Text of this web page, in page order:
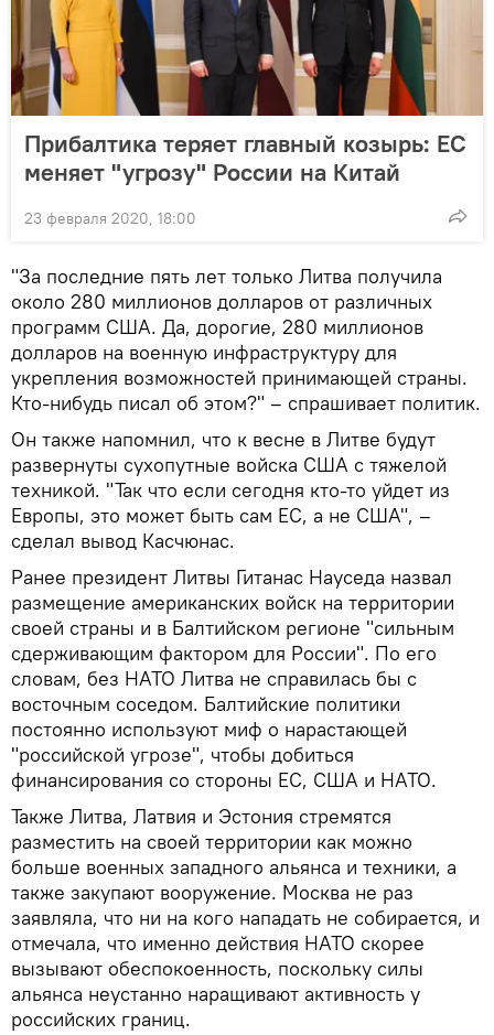
Прибалтика теряет главный козырь: ЕС
меняет "угрозу" России на Китай
23 февраля 2020, 18:00
"За последние пять лет только Литва получила
около 280 миллионов долларов от различных
программ США. Да, дорогие, 280 миллионов
долларов на военную инфраструктуру для
укрепления возможностей принимающей страны.
Кто-нибудь писал об этом?" – спрашивает политик.
Он также напомнил, что к весне в Литве будут
развернуты сухопутные войска США с тяжелой
техникой. "Так что если сегодня кто-то уйдет из
Европы, это может быть сам ЕС, а не США", –
сделал вывод Касчюнас.
Ранее президент Литвы Гитанас Науседа назвал
размещение американских войск на территории
своей страны и в Балтийском регионе "сильным
сдерживающим фактором для России". По его
словам, без НАТО Литва не справилась бы с
восточным соседом. Балтийские политики
постоянно используют миф о нарастающей
"российской угрозе", чтобы добиться
финансирования со стороны ЕС, США и НАТО.
Также Литва, Латвия и Эстония стремятся
разместить на своей территории как можно
больше военных западного альянса и техники, а
также закупают вооружение. Москва не раз
заявляла, что ни на кого нападать не собирается, и
отмечала, что именно действия НАТО скорее
вызывают обеспокоенность, поскольку силы
альянса неустанно наращивают активность у
российских границ.